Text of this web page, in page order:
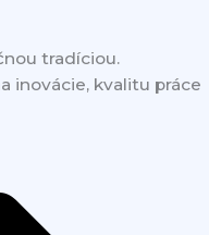
tradíciou.
inovácie, kvalitu práce